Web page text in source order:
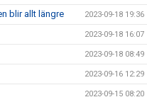
blir allt längre 2023-09-18 19:36
2023-09-18 16:07
2023-09-18 08:49
2023-09-16 12:29
2023-09-15 08:20